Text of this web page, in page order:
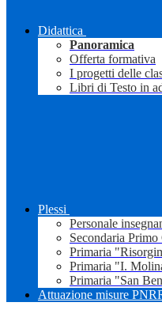
Didattica
Panoramica
Offerta formativa
I progetti delle
Libri di Testo in
Plessi
Personale
Secondaria
Primaria
Primaria "I.
Primaria "San
Attuazione misure